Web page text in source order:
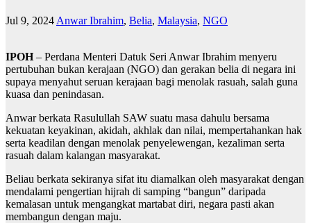
Jul 9, 2024 Anwar Ibrahim, Belia, Malaysia, NGO
IPOH– Perdana Menteri Datuk Seri Anwar Ibrahim menyeru
pertubuhan bukan kerajaan (NGO) dan gerakan belia di negara ini
supaya menyahut seruan kerajaan bagi menolak rasuah, salah guna
kuasa dan penindasan.
Anwar berkata Rasulullah SAW suatu masa dahulu bersama
kekuatan keyakinan, akidah, akhlak dan nilai, mempertahankan hak
serta keadilan dengan menolak penyelewengan, kezaliman serta
rasuah dalam kalangan masyarakat.
Beliau berkata sekiranya sifat itu diamalkan oleh masyarakat dengan
mendalami pengertian hijrah di samping “bangun” daripada
kemalasan untuk mengangkat martabat diri, negara pasti akan
membangun dengan maju.